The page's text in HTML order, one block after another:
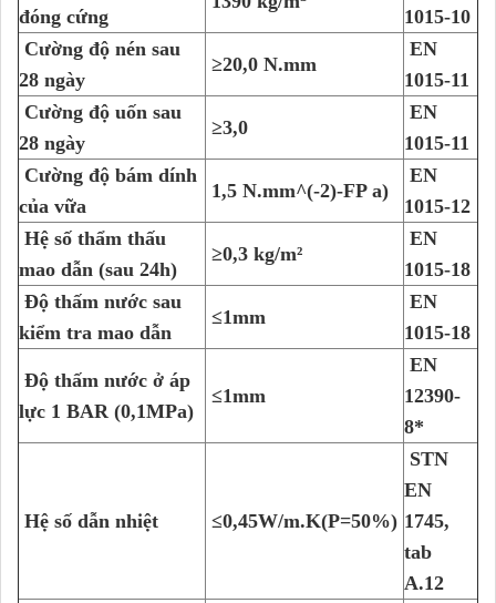
đóng cứng
1015-10
Cường độ nén sau
28 ngày
≥20,0 N.mm
EN
1015-11
Cường độ uốn sau
28 ngày
≥3,0
EN
1015-11
Cường độ bám dính
của vữa
1,5 N.mm^(-2)-FP a)
EN
1015-12
Hệ số thẩm thấu
mao dẫn (sau 24h)
≥0,3 kg/m²
EN
1015-18
Độ thấm nước sau
kiểm tra mao dẫn
≤1mm
EN
1015-18
Độ thấm nước ở áp
lực 1 BAR (0,1MPa)
≤1mm
EN
12390-
8*
Hệ số dẫn nhiệt ≤0,45W/m.K(P=50%)
STN
EN
1745,
tab
A.12